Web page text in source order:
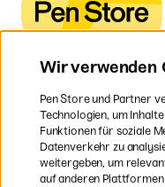
Wir verwenden
Pen Store und Partner
Technologien, um
Funktionen für soziale
Datenverkehr zu
weitergeben, um
auf anderen Plattformen